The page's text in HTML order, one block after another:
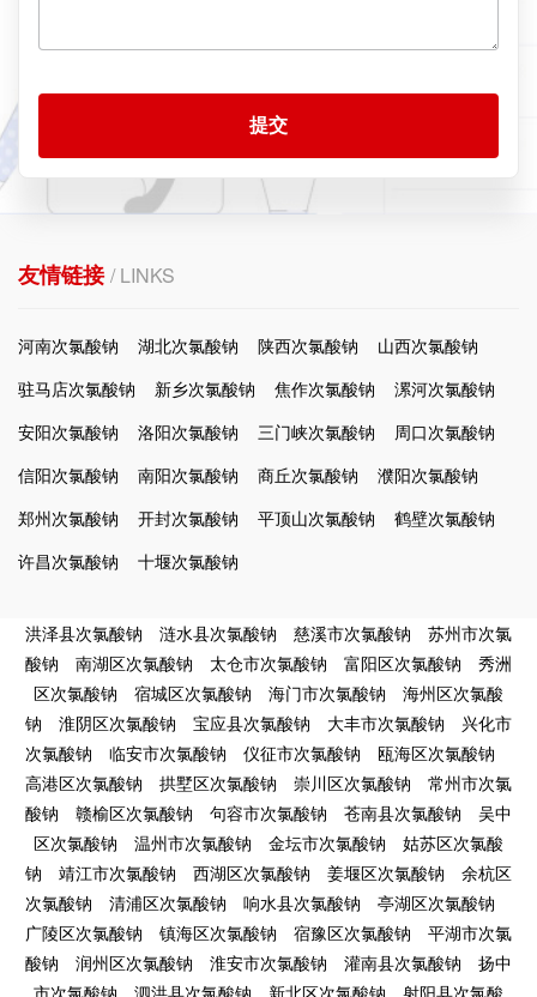
提交
友情链接/ LINKS
河南次氯酸钠 湖北次氯酸钠 陕西次氯酸钠
山西次氯酸钠
驻马店次氯酸钠
新乡次氯酸钠 焦作次氯酸钠
漯河次氯酸钠
安阳次氯酸钠
洛阳次氯酸钠 三门峡次氯酸钠
周口次氯酸钠
信阳次氯酸钠
南阳次氯酸钠 商丘次氯酸钠
濮阳次氯酸钠
郑州次氯酸钠
开封次氯酸钠 平顶山次氯酸钠
鹤壁次氯酸钠
许昌次氯酸钠
十堰次氯酸钠
洪泽县次氯酸钠 涟水县次氯酸钠 慈溪市次氯酸钠
苏州市次氯
酸钠
南湖区次氯酸钠 太仓市次氯酸钠 富阳区次氯酸钠
秀洲
区次氯酸钠
宿城区次氯酸钠 海门市次氯酸钠
海州区次氯酸
钠
淮阴区次氯酸钠 宝应县次氯酸钠 大丰市次氯酸钠
兴化市
次氯酸钠
临安市次氯酸钠 仪征市次氯酸钠
瓯海区次氯酸钠
高港区次氯酸钠
拱墅区次氯酸钠 崇川区次氯酸钠
常州市次氯
酸钠
赣榆区次氯酸钠 句容市次氯酸钠 苍南县次氯酸钠
吴中
区次氯酸钠
温州市次氯酸钠 金坛市次氯酸钠
姑苏区次氯酸
钠
靖江市次氯酸钠 西湖区次氯酸钠 姜堰区次氯酸钠
余杭区
次氯酸钠
清浦区次氯酸钠 响水县次氯酸钠
亭湖区次氯酸钠
广陵区次氯酸钠
镇海区次氯酸钠 宿豫区次氯酸钠
平湖市次氯
酸钠
润州区次氯酸钠 淮安市次氯酸钠 灌南县次氯酸钠
扬中
市次氯酸钠
泗洪县次氯酸钠 新北区次氯酸钠 射阳县次氯酸